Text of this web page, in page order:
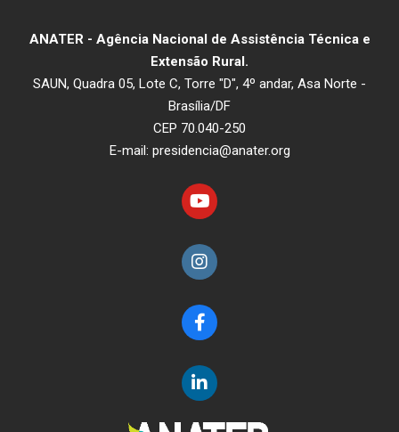
ANATER - Agência Nacional de Assistência Técnica e
Extensão Rural.
SAUN, Quadra 05, Lote C, Torre "D", 4º andar, Asa Norte -
Brasília/DF
CEP 70.040-250
E-mail: presidencia@anater.org